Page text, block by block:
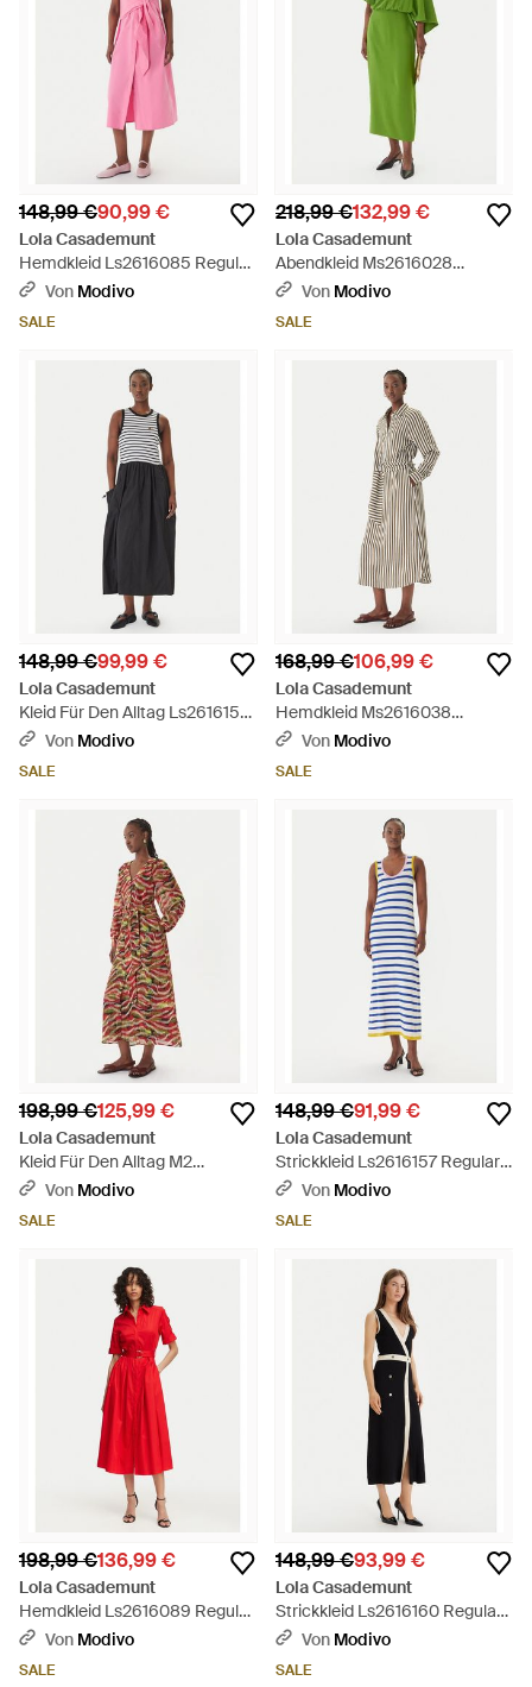
148,99 €90,99 €
Lola Casademunt
Hemdkleid Ls2616085 Regular
Fit - Pink
Von Modivo
SALE
218,99 €132,99 €
Lola Casademunt
Abendkleid Ms2616028
Regular Fit - Grün
Von Modivo
SALE
148,99 €99,99 €
Lola Casademunt
Kleid Für Den Alltag Ls2616151
Regular Fit - Schwarz
Von Modivo
SALE
168,99 €106,99 €
Lola Casademunt
Hemdkleid Ms2616038
Regular Fit - Natur
Von Modivo
SALE
198,99 €125,99 €
Lola Casademunt
Kleid Für Den Alltag M2
Concrete Jungle Ms2616022
Von Modivo
SALE
148,99 €91,99 €
Lola Casademunt
Strickkleid Ls2616157 Regular
Fit - Blau
Von Modivo
SALE
198,99 €136,99 €
Lola Casademunt
Hemdkleid Ls2616089 Regular
Fit - Rot
Von Modivo
SALE
148,99 €93,99 €
Lola Casademunt
Strickkleid Ls2616160 Regular
Fit - Schwarz
Von Modivo
SALE